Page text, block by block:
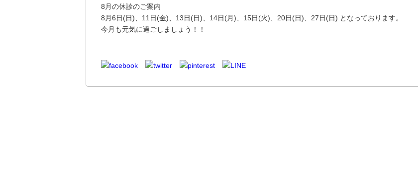
8月の休診のご案内
8月6日(日)、11日(金)、13日(日)、14日(月)、15日(火)、20日(日)、27日(日) となっております。
今月も元気に過ごしましょう！！